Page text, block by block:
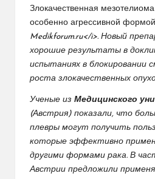
Злокачественная
особенно агрессивной
Medikforum.ru</i>. Новый
хорошие результаты в
испытаниях в блокировании
роста злокачественных
Ученые из Медицинского
(Австрия) показали, что
плевры могут получить
которые эффективно
другими формами рака. В
Австрии предложили